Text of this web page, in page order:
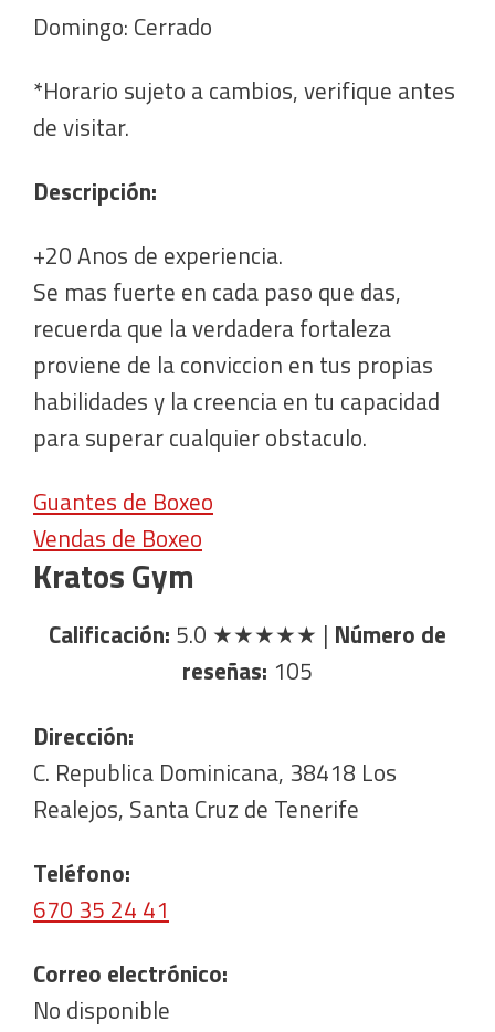
Domingo: Cerrado
*Horario sujeto a cambios, verifique antes
de visitar.
Descripción:
+20 Anos de experiencia.
Se mas fuerte en cada paso que das,
recuerda que la verdadera fortaleza
proviene de la conviccion en tus propias
habilidades y la creencia en tu capacidad
para superar cualquier obstaculo.
Guantes de Boxeo
Vendas de Boxeo
Kratos Gym
Calificación: 5.0 ★★★★★ | Número de
reseñas: 105
Dirección:
C. Republica Dominicana, 38418 Los
Realejos, Santa Cruz de Tenerife
Teléfono:
670 35 24 41
Correo electrónico:
No disponible